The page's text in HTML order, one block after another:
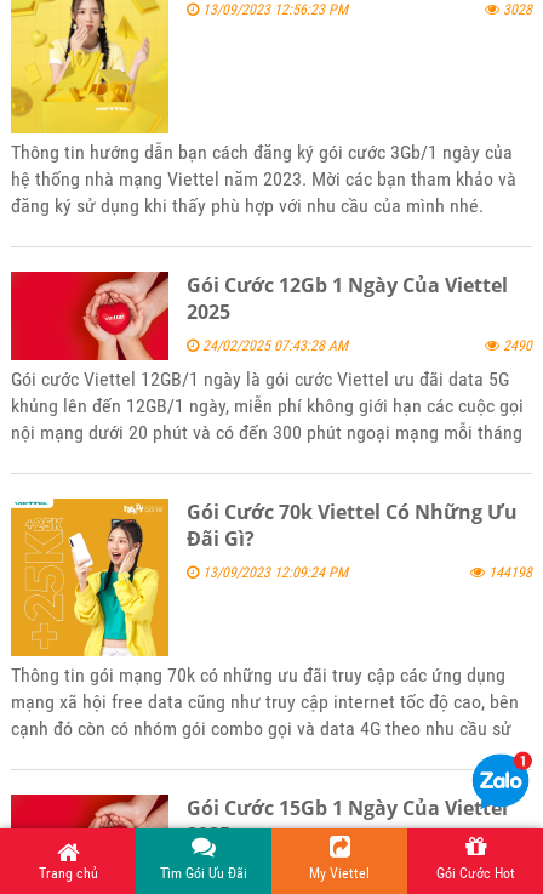
13/09/2023 12:56:23 PM 3028
Thông tin hướng dẫn bạn cách đăng ký gói cước 3Gb/1 ngày của
hệ thống nhà mạng Viettel năm 2023. Mời các bạn tham khảo và
đăng ký sử dụng khi thấy phù hợp với nhu cầu của mình nhé.
Gói Cước 12Gb 1 Ngày Của Viettel
2025
24/02/2025 07:43:28 AM 2490
Gói cước Viettel 12GB/1 ngày là gói cước Viettel ưu đãi data 5G
khủng lên đến 12GB/1 ngày, miễn phí không giới hạn các cuộc gọi
nội mạng dưới 20 phút và có đến 300 phút ngoại mạng mỗi tháng
5gsimviettel.com.
Gói Cước 70k Viettel Có Những Ưu
Đãi Gì?
13/09/2023 12:09:24 PM 144198
Thông tin gói mạng 70k có những ưu đãi truy cập các ứng dụng
mạng xã hội free data cũng như truy cập internet tốc độ cao, bên
cạnh đó còn có nhóm gói combo gọi và data 4G theo nhu cầu sử
dụng của các bạn. Mời các bạn tham khảo và đăng ký sử dụng khi
Gói Cước 15Gb 1 Ngày Của Viettel
2025
24/02/2025 07:57:21 AM 2410
Trang chủ Tìm Gói Ưu Đãi My Viettel Gói Cước Hot